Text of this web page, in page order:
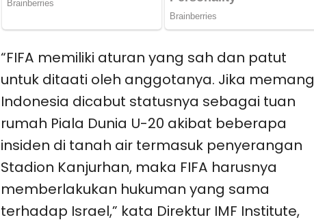
“FIFA memiliki aturan yang sah dan patut
untuk ditaati oleh anggotanya. Jika memang
Indonesia dicabut statusnya sebagai tuan
rumah Piala Dunia U-20 akibat beberapa
insiden di tanah air termasuk penyerangan
Stadion Kanjurhan, maka FIFA harusnya
memberlakukan hukuman yang sama
terhadap Israel,” kata Direktur IMF Institute,